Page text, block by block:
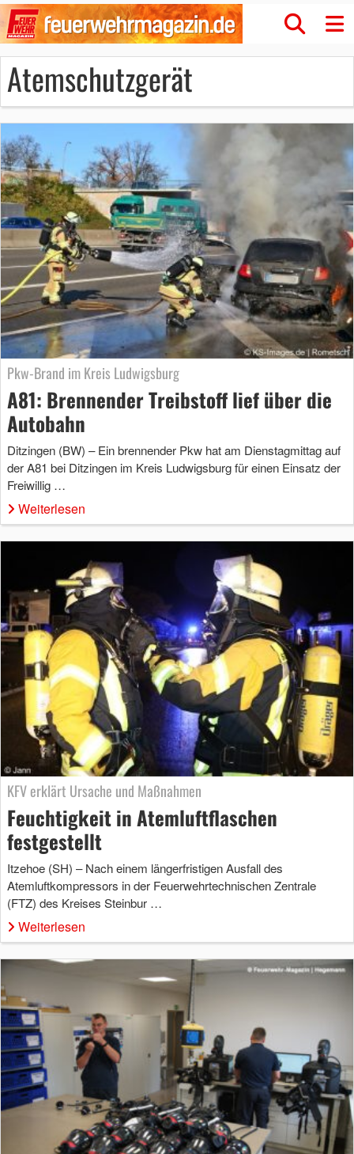
Atemschutzgerät
Pkw-Brand im Kreis Ludwigsburg
A81: Brennender Treibstoff lief über die
Autobahn
Ditzingen (BW) – Ein brennender Pkw hat am Dienstagmittag auf
der A81 bei Ditzingen im Kreis Ludwigsburg für einen Einsatz der
Freiwillig …
Weiterlesen
KFV erklärt Ursache und Maßnahmen
Feuchtigkeit in Atemluftflaschen
festgestellt
Itzehoe (SH) – Nach einem längerfristigen Ausfall des
Atemluftkompressors in der Feuerwehrtechnischen Zentrale
(FTZ) des Kreises Steinbur …
Weiterlesen